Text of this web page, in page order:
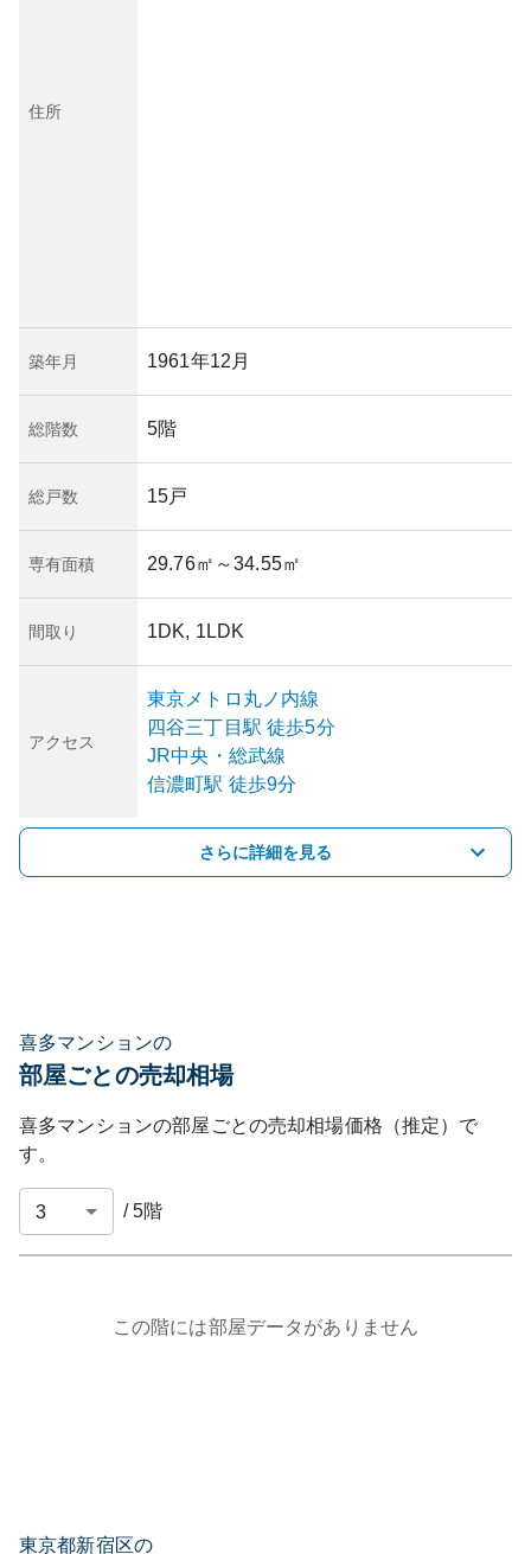
住所
築年月 1961年12月
総階数 5階
総戸数 15戸
専有面積 29.76㎡ ～34.55㎡
間取り 1DK, 1LDK
アクセス
東京メトロ丸ノ内線
四谷三丁目 駅 徒歩5分
JR中央・総武線
信濃町駅 徒歩9分
さらに詳細を見る
喜多マンションの
部屋ごとの売却相場
喜多マンションの部屋ごとの売却相場価格（推定）で
す。
/5階
この階には部屋データがありません
東京都新宿区の